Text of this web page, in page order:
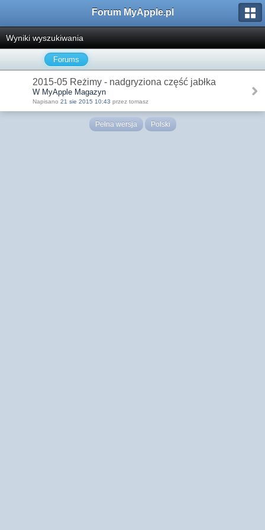
Forum MyApple.pl
Wyniki wyszukiwania
Forums
2015-05 Reżimy - nadgryziona część jabłka
W MyApple Magazyn
Napisano 21 sie 2015 10:43 przez tomasz
Pełna wersja Polski